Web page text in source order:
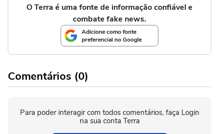
O Terra é uma fonte de informação confiável e
combate fake news.
Adicione como fonte
preferencial no Google
Comentários (0)
Para poder interagir com todos comentários, faça Login
na sua conta Terra